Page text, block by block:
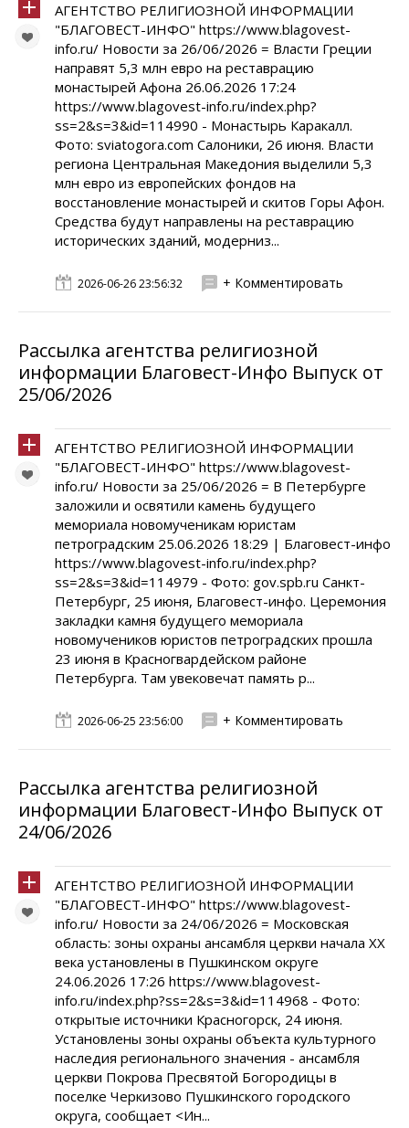
АГЕНТСТВО РЕЛИГИОЗНОЙ ИНФОРМАЦИИ
"БЛАГОВЕСТ-ИНФО" https://www.blagovest-
info.ru/ Новости за 26/06/2026 = Власти Греции
направят 5,3 млн евро на реставрацию
монастырей Афона 26.06.2026 17:24
https://www.blagovest-info.ru/index.php?
ss=2&s=3&id=114990 - Монастырь Каракалл.
Фото: sviatogora.com Салоники, 26 июня. Власти
региона Центральная Македония выделили 5,3
млн евро из европейских фондов на
восстановление монастырей и скитов Горы Афон.
Средства будут направлены на реставрацию
исторических зданий, модерниз...
2026-06-26 23:56:32 + Комментировать
Рассылка агентства религиозной
информации Благовест-Инфо Выпуск от
25/06/2026
АГЕНТСТВО РЕЛИГИОЗНОЙ ИНФОРМАЦИИ
"БЛАГОВЕСТ-ИНФО" https://www.blagovest-
info.ru/ Новости за 25/06/2026 = В Петербурге
заложили и освятили камень будущего
мемориала новомученикам юристам
петроградским 25.06.2026 18:29 | Благовест-инфо
https://www.blagovest-info.ru/index.php?
ss=2&s=3&id=114979 - Фото: gov.spb.ru Санкт-
Петербург, 25 июня, Благовест-инфо. Церемония
закладки камня будущего мемориала
новомучеников юристов петроградских прошла
23 июня в Красногвардейском районе
Петербурга. Там увековечат память р...
2026-06-25 23:56:00 + Комментировать
Рассылка агентства религиозной
информации Благовест-Инфо Выпуск от
24/06/2026
АГЕНТСТВО РЕЛИГИОЗНОЙ ИНФОРМАЦИИ
"БЛАГОВЕСТ-ИНФО" https://www.blagovest-
info.ru/ Новости за 24/06/2026 = Московская
область: зоны охраны ансамбля церкви начала XX
века установлены в Пушкинском округе
24.06.2026 17:26 https://www.blagovest-
info.ru/index.php?ss=2&s=3&id=114968 - Фото:
открытые источники Красногорск, 24 июня.
Установлены зоны охраны объекта культурного
наследия регионального значения - ансамбля
церкви Покрова Пресвятой Богородицы в
поселке Черкизово Пушкинского городского
округа, сообщает <Ин...